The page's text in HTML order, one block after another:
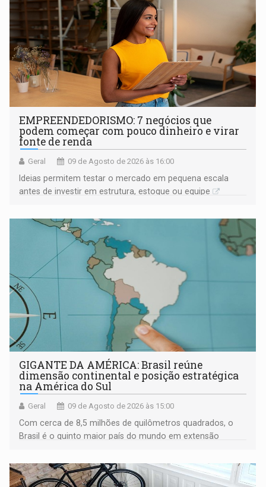
EMPREENDEDORISMO: 7 negócios que
podem começar com pouco dinheiro e virar
fonte de renda
Geral 09 de Agosto de 2026 às 16:00
Ideias permitem testar o mercado em pequena escala
antes de investir em estrutura, estoque ou equipe
GIGANTE DA AMÉRICA: Brasil reúne
dimensão continental e posição estratégica
na América do Sul
Geral 09 de Agosto de 2026 às 15:00
Com cerca de 8,5 milhões de quilômetros quadrados, o
Brasil é o quinto maior país do mundo em extensão